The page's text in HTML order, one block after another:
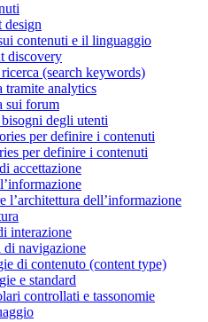
design
contenuti e il linguaggio
discovery
(search keywords)
tramite analytics
sui forum
degli utenti
per definire i contenuti
per definire i contenuti
accettazione
l’architettura dell’informazione
interazione
di navigazione
di contenuto (content type)
e standard
controllati e tassonomie